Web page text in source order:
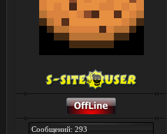
Сообщений: 293